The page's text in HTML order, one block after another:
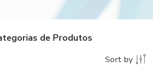
de Produtos
Sort by